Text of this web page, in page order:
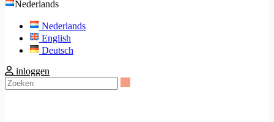
Nederlands
Nederlands
English
Deutsch
inloggen